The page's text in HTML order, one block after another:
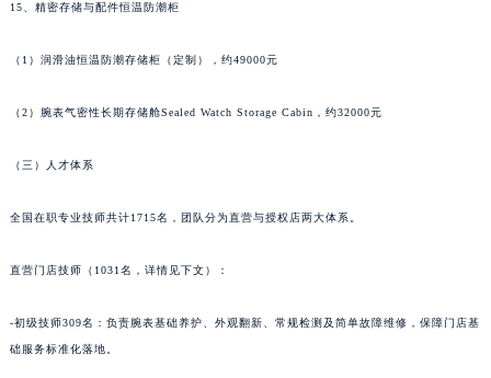
15、精密存储与配件恒温防潮柜
（1）润滑油恒温防潮存储柜（定制），约49000元
（2）腕表气密性长期存储舱Sealed Watch Storage Cabin，约32000元
（三）人才体系
全国在职专业技师共计1715名，团队分为直营与授权店两大体系。
直营门店技师（1031名，详情见下文）：
-初级技师309名：负责腕表基础养护、外观翻新、常规检测及简单故障维修，保障门店基
础服务标准化落地。